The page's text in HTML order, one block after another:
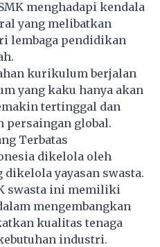
menghadapi kendala
yang melibatkan
lembaga pendidikan
kurikulum berjalan
yang kaku hanya akan
tertinggal dan
persaingan global.
Terbatas
dikelola oleh
yayasan swasta.
swasta ini memiliki
mengembangkan
kualitas tenaga
industri.